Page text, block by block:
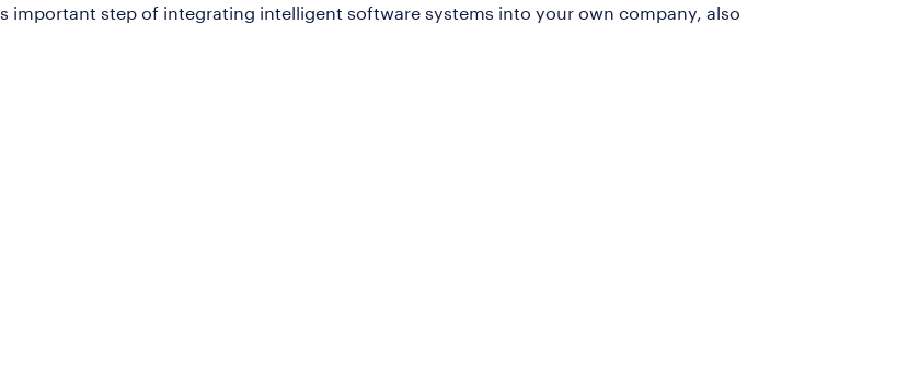
important step of integrating intelligent software systems into your own company, also